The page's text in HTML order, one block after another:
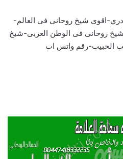
اقوى شيخ روحانى فى العالم-
روحانى فى الوطن العربى-شيخ
الحبيب-رقم واتس اب